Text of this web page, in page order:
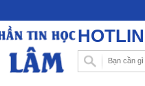
Hướng dẫn chèn
giản
Theo: Administrator - Cập